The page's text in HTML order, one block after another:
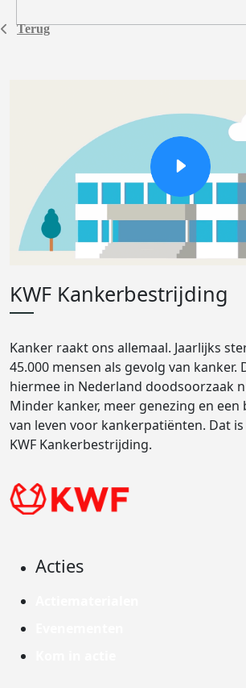
Terug
KWF Kankerbestrijding
Kanker raakt ons allemaal. Jaarlijks
45.000 mensen als gevolg van kanker.
hiermee in Nederland doodsoorzaak
Minder kanker, meer genezing en
van leven voor kankerpatiënten. Dat
KWF Kankerbestrijding.
Acties